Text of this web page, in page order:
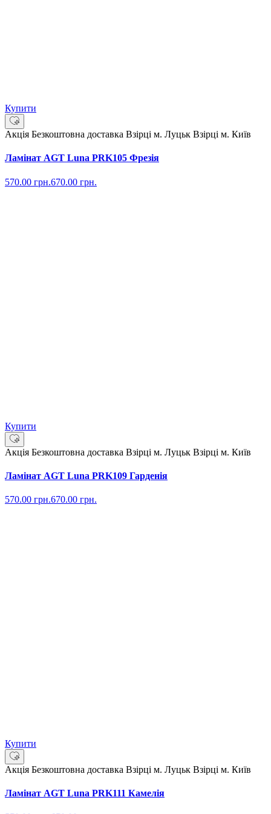
Купити
Акція Безкоштовна доставка Взірці м. Луцьк Взірці м. Київ
Ламінат AGT Luna PRK105 Фрезія
570.00 грн.670.00 грн.
Купити
Акція Безкоштовна доставка Взірці м. Луцьк Взірці м. Київ
Ламінат AGT Luna PRK109 Гарденія
570.00 грн.670.00 грн.
Купити
Акція Безкоштовна доставка Взірці м. Луцьк Взірці м. Київ
Ламінат AGT Luna PRK111 Камелія